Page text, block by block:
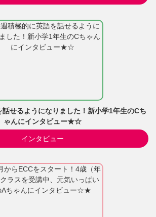
せるようになりました！新小学1年生のCち
ゃんにインタビュー★☆
インタビュー